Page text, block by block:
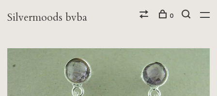
Silvermoods bvba 0